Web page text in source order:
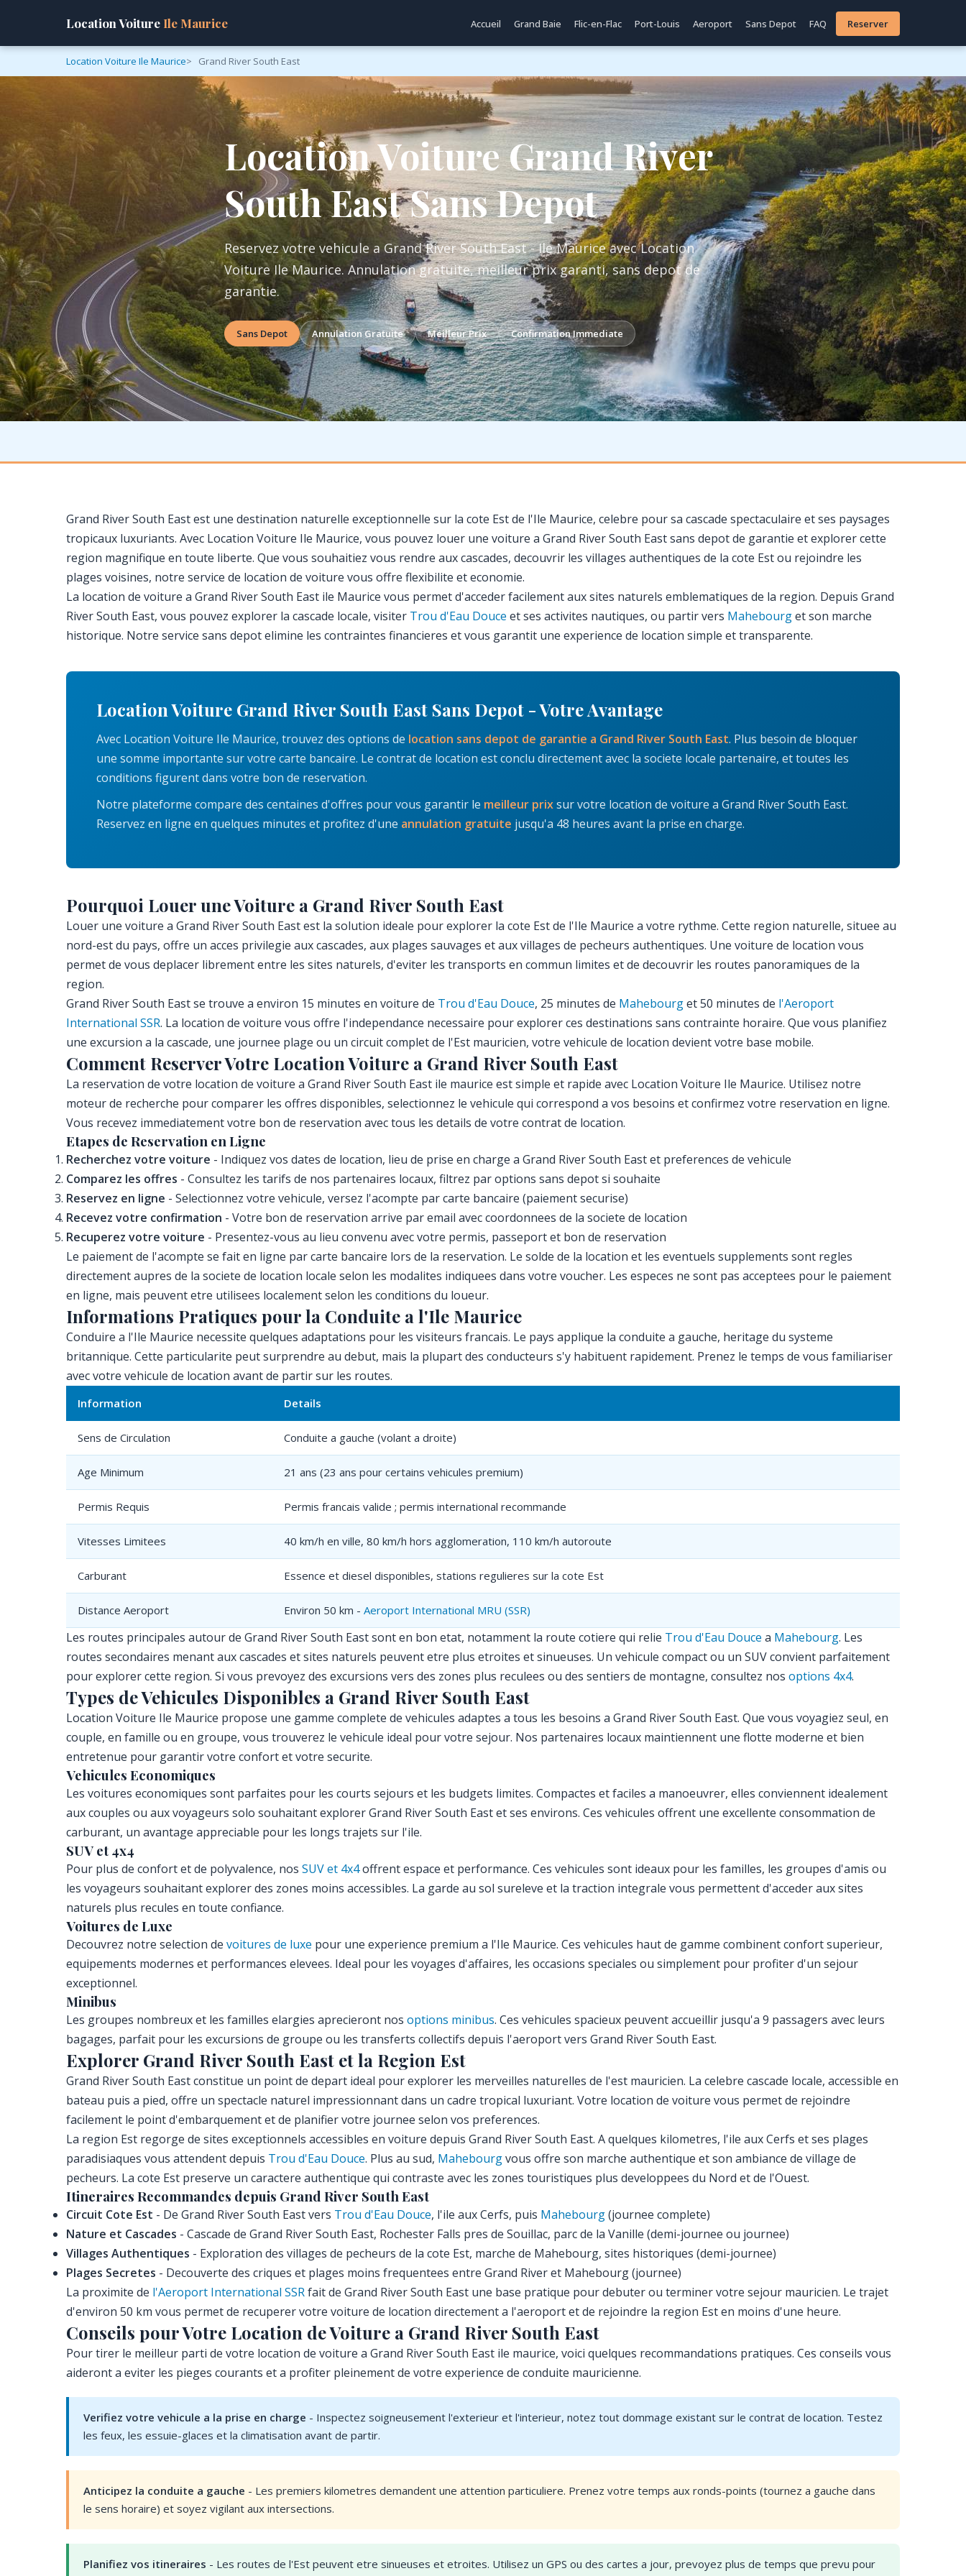
Location Voiture Ile Maurice Accueil Grand Baie Flic-en-Flac Port-Louis Aeroport Sans Depot FAQ Reserver
Location Voiture Ile Maurice Grand River South East
Location Voiture Grand River
South East Sans Depot
Reservez votre vehicule a Grand River South East - Ile Maurice avec Location
Voiture Ile Maurice. Annulation gratuite, meilleur prix garanti, sans depot de
garantie.
Sans Depot Annulation Gratuite Meilleur Prix Confirmation Immediate
Grand River South East est une destination naturelle exceptionnelle sur la cote Est de l'Ile Maurice, celebre pour sa cascade spectaculaire et ses paysages
tropicaux luxuriants. Avec Location Voiture Ile Maurice, vous pouvez louer une voiture a Grand River South East sans depot de garantie et explorer cette
region magnifique en toute liberte. Que vous souhaitiez vous rendre aux cascades, decouvrir les villages authentiques de la cote Est ou rejoindre les
plages voisines, notre service de location de voiture vous offre flexibilite et economie.
La location de voiture a Grand River South East ile Maurice vous permet d'acceder facilement aux sites naturels emblematiques de la region. Depuis Grand
River South East, vous pouvez explorer la cascade locale, visiter Trou d'Eau Douce et ses activites nautiques, ou partir vers Mahebourget son marche
historique. Notre service sans depot elimine les contraintes financieres et vous garantit une experience de location simple et transparente.
Location Voiture Grand River South East Sans Depot - Votre Avantage
Avec Location Voiture Ile Maurice, trouvez des options de location sans depot de garantie a Grand River South East. Plus besoin de bloquer
une somme importante sur votre carte bancaire. Le contrat de location est conclu directement avec la societe locale partenaire, et toutes les
conditions figurent dans votre bon de reservation.
Notre plateforme compare des centaines d'offres pour vous garantir le meilleur prixsur votre location de voiture a Grand River South East.
Reservez en ligne en quelques minutes et profitez d'une annulation gratuite jusqu'a 48 heures avant la prise en charge.
Pourquoi Louer une Voiture a Grand River South East
Louer une voiture a Grand River South East est la solution ideale pour explorer la cote Est de l'Ile Maurice a votre rythme. Cette region naturelle, situee au
nord-est du pays, offre un acces privilegie aux cascades, aux plages sauvages et aux villages de pecheurs authentiques. Une voiture de location vous
permet de vous deplacer librement entre les sites naturels, d'eviter les transports en commun limites et de decouvrir les routes panoramiques de la
region.
Grand River South East se trouve a environ 15 minutes en voiture de Trou d'Eau Douce, 25 minutes de Mahebourget 50 minutes de l'Aeroport
International SSR. La location de voiture vous offre l'independance necessaire pour explorer ces destinations sans contrainte horaire. Que vous planifiez
une excursion a la cascade, une journee plage ou un circuit complet de l'Est mauricien, votre vehicule de location devient votre base mobile.
Comment Reserver Votre Location Voiture a Grand River South East
La reservation de votre location de voiture a Grand River South East ile maurice est simple et rapide avec Location Voiture Ile Maurice. Utilisez notre
moteur de recherche pour comparer les offres disponibles, selectionnez le vehicule qui correspond a vos besoins et confirmez votre reservation en ligne.
Vous recevez immediatement votre bon de reservation avec tous les details de votre contrat de location.
Etapes de Reservation en Ligne
Recherchez votre voiture - Indiquez vos dates de location, lieu de prise en charge a Grand River South East et preferences de vehicule
Comparez les offres - Consultez les tarifs de nos partenaires locaux, filtrez par options sans depot si souhaite
Reservez en ligne - Selectionnez votre vehicule, versez l'acompte par carte bancaire (paiement securise)
Recevez votre confirmation - Votre bon de reservation arrive par email avec coordonnees de la societe de location
Recuperez votre voiture - Presentez-vous au lieu convenu avec votre permis, passeport et bon de reservation
Le paiement de l'acompte se fait en ligne par carte bancaire lors de la reservation. Le solde de la location et les eventuels supplements sont regles
directement aupres de la societe de location locale selon les modalites indiquees dans votre voucher. Les especes ne sont pas acceptees pour le paiement
en ligne, mais peuvent etre utilisees localement selon les conditions du loueur.
Informations Pratiques pour la Conduite a l'Ile Maurice
Conduire a l'Ile Maurice necessite quelques adaptations pour les visiteurs francais. Le pays applique la conduite a gauche, heritage du systeme
britannique. Cette particularite peut surprendre au debut, mais la plupart des conducteurs s'y habituent rapidement. Prenez le temps de vous familiariser
avec votre vehicule de location avant de partir sur les routes.
Information Details
Sens de Circulation Conduite a gauche (volant a droite)
Age Minimum 21 ans (23 ans pour certains vehicules premium)
Permis Requis Permis francais valide ; permis international recommande
Vitesses Limitees 40 km/h en ville, 80 km/h hors agglomeration, 110 km/h autoroute
Carburant Essence et diesel disponibles, stations regulieres sur la cote Est
Distance Aeroport Environ 50 km - Aeroport International MRU (SSR)
Les routes principales autour de Grand River South East sont en bon etat, notamment la route cotiere qui relie Trou d'Eau Douce a Mahebourg. Les
routes secondaires menant aux cascades et sites naturels peuvent etre plus etroites et sinueuses. Un vehicule compact ou un SUV convient parfaitement
pour explorer cette region. Si vous prevoyez des excursions vers des zones plus reculees ou des sentiers de montagne, consultez nos options 4x4.
Types de Vehicules Disponibles a Grand River South East
Location Voiture Ile Maurice propose une gamme complete de vehicules adaptes a tous les besoins a Grand River South East. Que vous voyagiez seul, en
couple, en famille ou en groupe, vous trouverez le vehicule ideal pour votre sejour. Nos partenaires locaux maintiennent une flotte moderne et bien
entretenue pour garantir votre confort et votre securite.
Vehicules Economiques
Les voitures economiques sont parfaites pour les courts sejours et les budgets limites. Compactes et faciles a manoeuvrer, elles conviennent idealement
aux couples ou aux voyageurs solo souhaitant explorer Grand River South East et ses environs. Ces vehicules offrent une excellente consommation de
carburant, un avantage appreciable pour les longs trajets sur l'ile.
SUV et 4x4
Pour plus de confort et de polyvalence, nos SUV et 4x4offrent espace et performance. Ces vehicules sont ideaux pour les familles, les groupes d'amis ou
les voyageurs souhaitant explorer des zones moins accessibles. La garde au sol sureleve et la traction integrale vous permettent d'acceder aux sites
naturels plus recules en toute confiance.
Voitures de Luxe
Decouvrez notre selection de voitures de luxe pour une experience premium a l'Ile Maurice. Ces vehicules haut de gamme combinent confort superieur,
equipements modernes et performances elevees. Ideal pour les voyages d'affaires, les occasions speciales ou simplement pour profiter d'un sejour
exceptionnel.
Minibus
Les groupes nombreux et les familles elargies aprecieront nos options minibus. Ces vehicules spacieux peuvent accueillir jusqu'a 9 passagers avec leurs
bagages, parfait pour les excursions de groupe ou les transferts collectifs depuis l'aeroport vers Grand River South East.
Explorer Grand River South East et la Region Est
Grand River South East constitue un point de depart ideal pour explorer les merveilles naturelles de l'est mauricien. La celebre cascade locale, accessible en
bateau puis a pied, offre un spectacle naturel impressionnant dans un cadre tropical luxuriant. Votre location de voiture vous permet de rejoindre
facilement le point d'embarquement et de planifier votre journee selon vos preferences.
La region Est regorge de sites exceptionnels accessibles en voiture depuis Grand River South East. A quelques kilometres, l'ile aux Cerfs et ses plages
paradisiaques vous attendent depuis Trou d'Eau Douce. Plus au sud, Mahebourgvous offre son marche authentique et son ambiance de village de
pecheurs. La cote Est preserve un caractere authentique qui contraste avec les zones touristiques plus developpees du Nord et de l'Ouest.
Itineraires Recommandes depuis Grand River South East
Circuit Cote Est - De Grand River South East vers Trou d'Eau Douce, l'ile aux Cerfs, puis Mahebourg(journee complete)
Nature et Cascades - Cascade de Grand River South East, Rochester Falls pres de Souillac, parc de la Vanille (demi-journee ou journee)
Villages Authentiques - Exploration des villages de pecheurs de la cote Est, marche de Mahebourg, sites historiques (demi-journee)
Plages Secretes - Decouverte des criques et plages moins frequentees entre Grand River et Mahebourg (journee)
La proximite de l'Aeroport International SSRfait de Grand River South East une base pratique pour debuter ou terminer votre sejour mauricien. Le trajet
d'environ 50 km vous permet de recuperer votre voiture de location directement a l'aeroport et de rejoindre la region Est en moins d'une heure.
Conseils pour Votre Location de Voiture a Grand River South East
Pour tirer le meilleur parti de votre location de voiture a Grand River South East ile maurice, voici quelques recommandations pratiques. Ces conseils vous
aideront a eviter les pieges courants et a profiter pleinement de votre experience de conduite mauricienne.
Verifiez votre vehicule a la prise en charge - Inspectez soigneusement l'exterieur et l'interieur, notez tout dommage existant sur le contrat de location. Testez
les feux, les essuie-glaces et la climatisation avant de partir.
Anticipez la conduite a gauche - Les premiers kilometres demandent une attention particuliere. Prenez votre temps aux ronds-points (tournez a gauche dans
le sens horaire) et soyez vigilant aux intersections.
Planifiez vos itineraires - Les routes de l'Est peuvent etre sinueuses et etroites. Utilisez un GPS ou des cartes a jour, prevoyez plus de temps que prevu pour